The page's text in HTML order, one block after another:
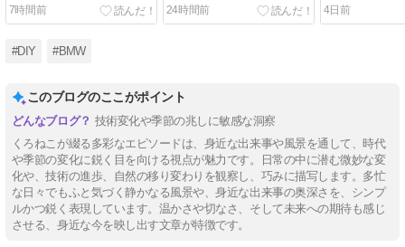
7時間前
24時間前 4日前
#DIY #BMW
このブログのここがポイント
技術変化や季節の兆しに敏感な洞察
くろねこが綴る多彩なエピソードは、身近な出来事や風景を通して、時代
や季節の変化に鋭く目を向ける視点が魅力です。日常の中に潜む微妙な変
化や、技術の進歩、自然の移り変わりを観察し、巧みに描写します。多忙
な日々でもふと気づく静かなる風景や、身近な出来事の奥深さを、シンプ
ルかつ鋭く表現しています。温かさや切なさ、そして未来への期待も感じ
させる、身近な今を映し出す文章が特徴です。